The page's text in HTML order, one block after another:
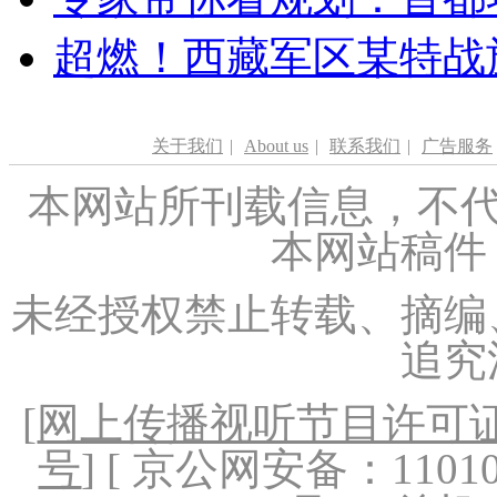
超燃！西藏军区某特
关于我们 | About us | 联系我们 | 广告服务
本网站所刊载信息，不
本网站稿
未经授权禁止转载、摘
追
[网上传播视听节目许可
号] [ 京公网安备：